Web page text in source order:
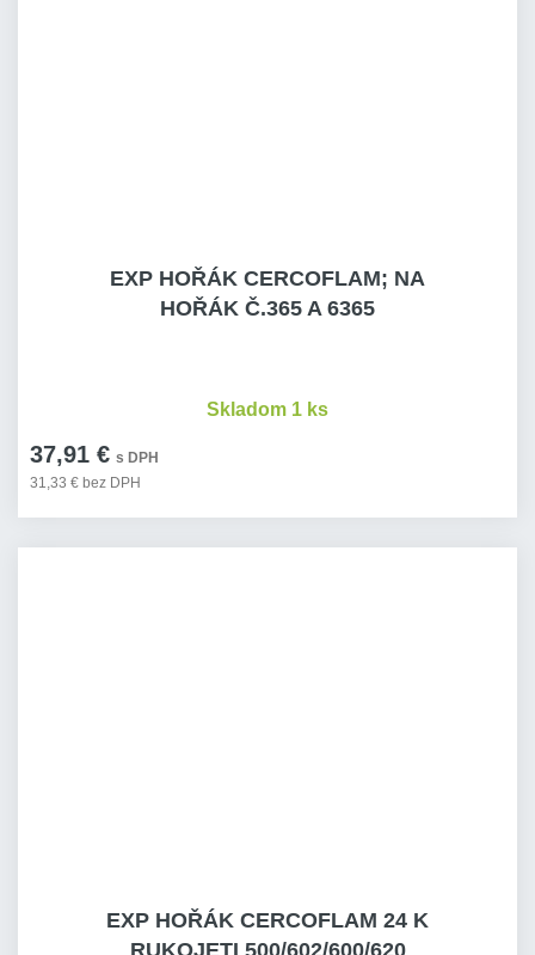
EXP HOŘÁK CERCOFLAM; NA
HOŘÁK Č.365 A 6365
37,91 € s DPH
31,33 € bez DPH
Skladom 1 ks
EXP HOŘÁK CERCOFLAM 24 K
RUKOJETI 500/602/600/620